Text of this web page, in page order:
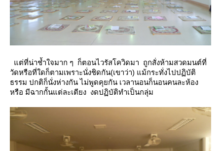
ต่ที่น่าช้ำใจมาก ๆ ก็ตอนไวรัสโควิดมา ถูกสั่งห้ามสวดมนต์ที่
วัดหรือที่ใดก็ตามเพราะนั่งชิดกัน(เขาว่า) ม้กระทั่งไปปฏิบัติ
ธรรม ปกติก็นั่งห่างกัน ไม่พูดคุยกัน เวลานอนก็นอนคนละห้อง
หรือ มีฉากกั้นแต่ละเตียง งดปฏิบัติทำเป็นกลุ่ม